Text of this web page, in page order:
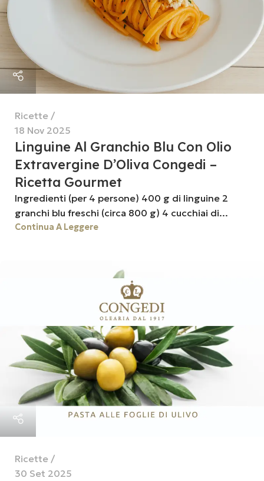
Ricette
18 Nov 2025
Linguine Al Granchio Blu Con Olio
Extravergine D’Oliva Congedi –
Ricetta Gourmet
Ingredienti (per 4 persone) 400 g di linguine 2
granchi blu freschi (circa 800 g) 4 cucchiai di...
Continua A Leggere
Ricette
30 Set 2025